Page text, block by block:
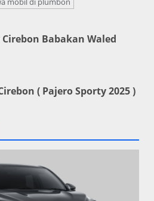
Babakan Waled
( Pajero Sporty 2025 )